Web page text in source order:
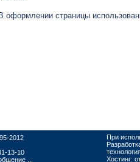
В оформлении страницы
2012
13-10
...
При
Хостинг: